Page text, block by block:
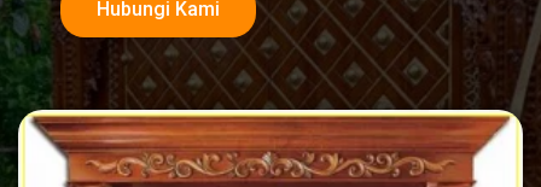
Hubungi Kami